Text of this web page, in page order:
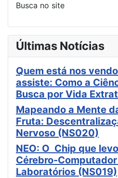
Busca no site
Últimas Notícias
Quem está nos
assiste: Como a
Busca por Vida
Mapeando a Mente
Fruta:
Nervoso (NS020)
NEO: O Chip que
Cérebro-
Laboratórios (NS019)